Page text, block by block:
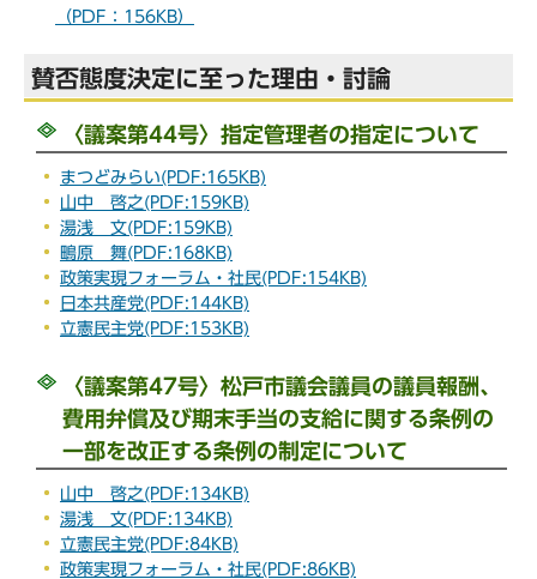
（PDF：156KB）
賛否態度決定に至った理由・討論
〈議案第44号〉指定管理者の指定について
まつどみらい(PDF:165KB)
山中 啓之(PDF:159KB)
湯浅 文(PDF:159KB)
鴫原 舞(PDF:168KB)
政策実現フォーラム・社民(PDF:154KB)
日本共産党(PDF:144KB)
立憲民主党(PDF:153KB)
〈議案第47号〉松戸市議会議員の議員報酬、
費用弁償及び期末手当の支給に関する条例の
一部を改正する条例の制定について
山中 啓之(PDF:134KB)
湯浅 文(PDF:134KB)
立憲民主党(PDF:84KB)
政策実現フォーラム・社民(PDF:86KB)